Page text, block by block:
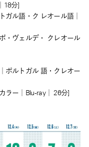
18分]
ガル語・ク レオール語｜
・ヴェルデ・ クレオール
ポルトガル 語・クレオー
ラー｜Blu-ray｜ 26分]